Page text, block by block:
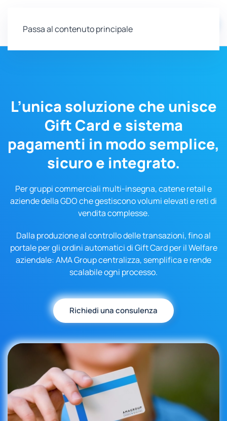
Passa al contenuto principale
L’unica soluzione che unisce
Gift Card e sistema
pagamenti in modo semplice,
sicuro e integrato.
Per gruppi commerciali multi-insegna, catene retail e
aziende della GDO che gestiscono volumi elevati e reti di
vendita complesse.
Dalla produzione al controllo delle transazioni, fino al
portale per gli ordini automatici di Gift Card per il Welfare
aziendale: AMA Group centralizza, semplifica e rende
scalabile ogni processo.
Richiedi una consulenza